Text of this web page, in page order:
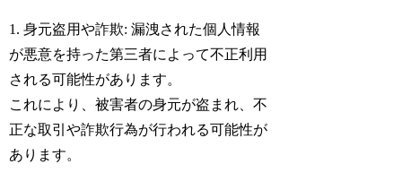
1. 身元盗用や詐欺: 漏洩された個人情報
が悪意を持った第三者によって不正利用
される可能性があります。
これにより、被害者の身元が盗まれ、不
正な取引や詐欺行為が行われる可能性が
あります。